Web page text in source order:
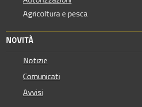
Agricoltura e pesca
NOVITÀ
Notizie
Comunicati
Avvisi